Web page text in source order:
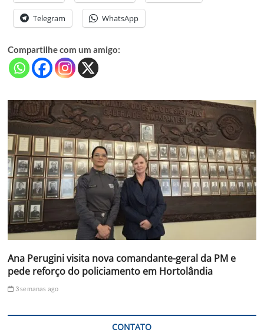
Telegram WhatsApp
Compartilhe com um amigo:
Ana Perugini visita nova comandante-geral da PM e
pede reforço do policiamento em Hortolândia
3 semanas ago
CONTATO